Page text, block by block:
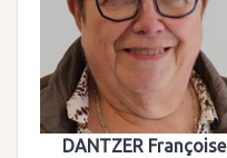
DANTZER Françoise